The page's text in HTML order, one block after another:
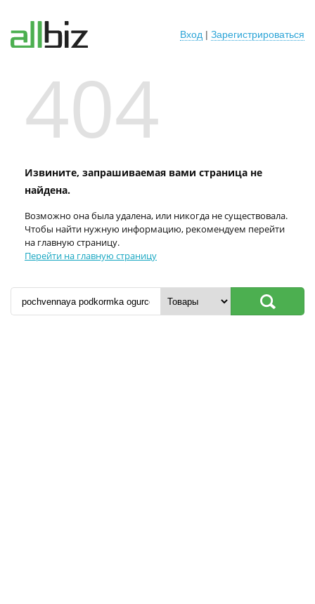
Вход | Зарегистрироваться
404
Извините, запрашиваемая вами страница не
найдена.
Возможно она была удалена, или никогда не существовала.
Чтобы найти нужную информацию, рекомендуем перейти
на главную страницу.
Перейти на главную страницу